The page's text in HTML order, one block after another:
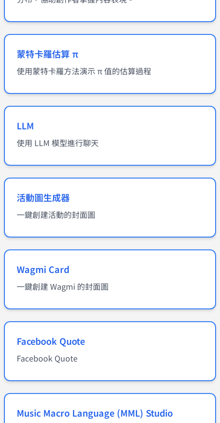
蒙特卡羅估算 π
使用蒙特卡羅方法演示 π 值的估算過程
LLM
使用 LLM 模型進行聊天
活動圖生成器
一鍵創建活動的封面圖
Wagmi Card
一鍵創建 Wagmi 的封面圖
Facebook Quote
Facebook Quote
Music Macro Language (MML) Studio